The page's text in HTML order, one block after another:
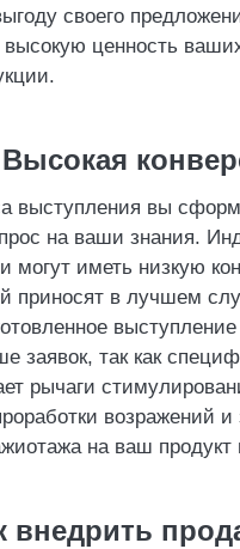
своего
ценность
Высокая
выступления вы
на ваши знания.
могут иметь низкую
приносят в лучшем
заявок, так как
рычаги
возражений и
на ваш продукт
внедрить